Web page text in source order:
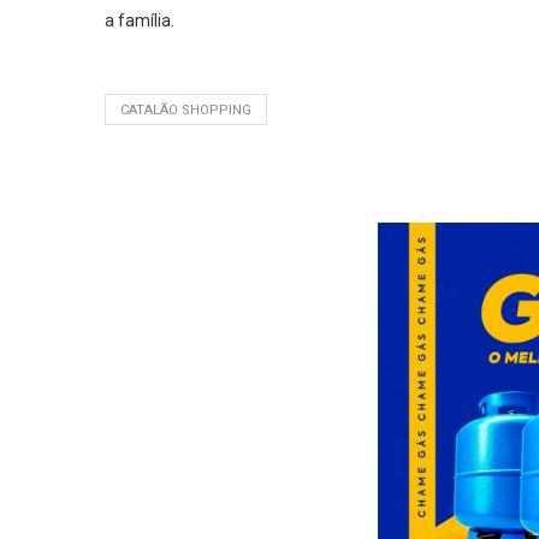
a família.
CATALÃO SHOPPING